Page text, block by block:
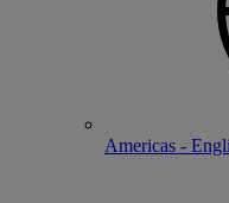
Americas -